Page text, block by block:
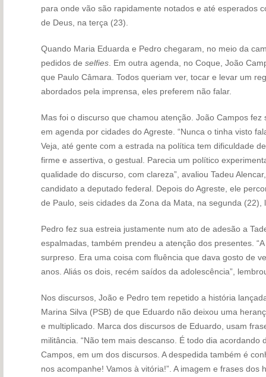
para onde vão são rapidamente notados e até esperados
de Deus, na terça (23).
Quando Maria Eduarda e Pedro chegaram, no meio da
pedidos de selfies. Em outra agenda, no Coque, João
que Paulo Câmara. Todos queriam ver, tocar e levar um
abordados pela imprensa, eles preferem não falar.
Mas foi o discurso que chamou atenção. João Campos
em agenda por cidades do Agreste. “Nunca o tinha visto
Veja, até gente com a estrada na política tem dificuldade
firme e assertiva, o gestual. Parecia um político
qualidade do discurso, com clareza”, avaliou Tadeu
candidato a deputado federal. Depois do Agreste, ele
de Paulo, seis cidades da Zona da Mata, na segunda (22),
Pedro fez sua estreia justamente num ato de adesão a
espalmadas, também prendeu a atenção dos presentes.
surpreso. Era uma coisa com fluência que dava gosto de
anos. Aliás os dois, recém saídos da adolescência”,
Nos discursos, João e Pedro tem repetido a história
Marina Silva (PSB) de que Eduardo não deixou uma
e multiplicado. Marca dos discursos de Eduardo, usam
militância. “Não tem mais descanso. É todo dia acordando
Campos, em um dos discursos. A despedida também é
nos acompanhe! Vamos à vitória!”. A imagem e frases dos